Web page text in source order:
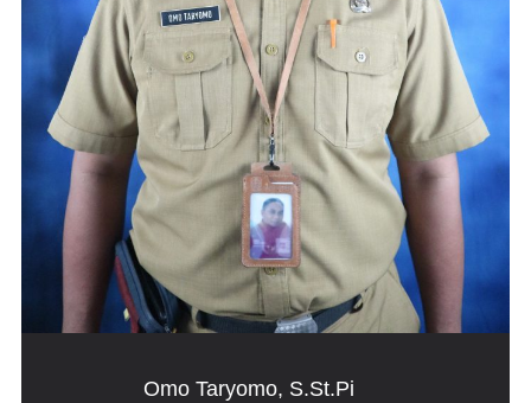
Omo Taryomo, S.St.Pi